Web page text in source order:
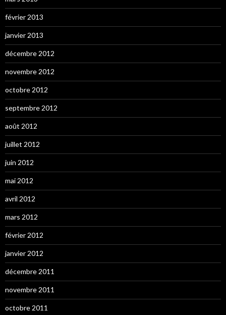
février 2013
janvier 2013
décembre 2012
novembre 2012
octobre 2012
septembre 2012
août 2012
juillet 2012
juin 2012
mai 2012
avril 2012
mars 2012
février 2012
janvier 2012
décembre 2011
novembre 2011
octobre 2011